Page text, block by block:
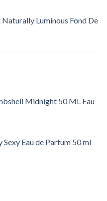
Luminous Fond De
Midnight 50 ML Eau
Eau de Parfum 50 ml